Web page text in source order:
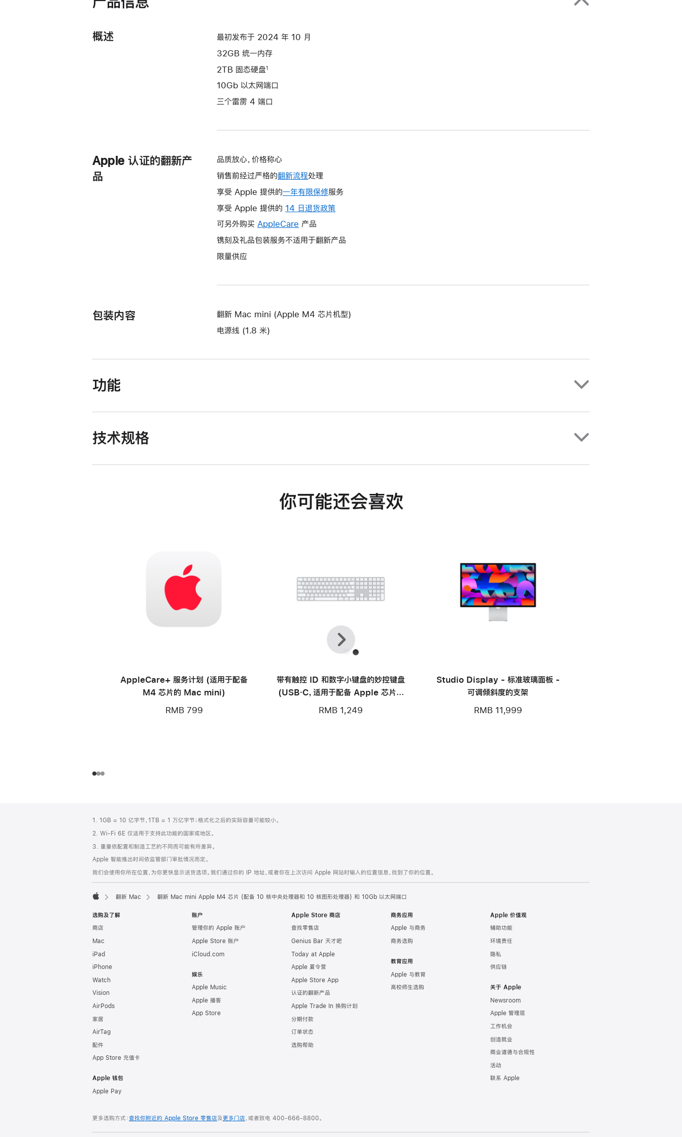
端
开)
概述
最初发布于 2024 年 10 月
32GB 统一内存
2TB 固态硬盘1
10Gb 以太网端口
三个雷雳 4 端口
Apple 认证的翻新产
品
品质放心，价格称心
销售前经过严格的翻新流程处理
享受 Apple 提供的一年有限保修此
操
打
服务
享受 Apple 提供的 14 日退货政策
将
新
窗
可另外购买 AppleCare 此
操
开
的
产品
镌刻及礼品包装服务不适用于翻新产品
限量供应
包装内容
翻新 Mac mini (Apple M4 芯片机型)
电源线 (1.8 米)
功能
技术规格
你可能还会喜欢
AppleCare+ 服务计划 (适用于配备
M4 芯片的 Mac mini)
RMB 799
带有触控 ID 和数字小键盘的妙控键盘
(USB‑C，适用于配备 Apple 芯片的
RMB 1,249
Studio Display - 标准玻璃面板 -
可调倾斜度的支架
RMB 11,999
上
一
个
下
一
个
页
脚
注
1. 1GB = 10 亿字节，1TB = 1 万亿字节；格式化之后的实际容量可能较小。
2. Wi-Fi 6E 仅适用于支持此功能的国家或地区。
3. 重量依配置和制造工艺的不同而可能有所差异。
Apple 智能推出时间依监管部门审批情况而定。
我们会使用你所在位置，为你更快显示送货选项。我们通过你的 IP 地址，或者你在上次访问 Apple 网站时输入的位置信息，找到了你的位置。
翻新 Mac 翻新 Mac mini Apple M4 芯片 (配备 10 核中央处理器和 10 核图形处理器) 和 10Gb 以太网端口
选购及了解
商店
Mac
iPad
iPhone
Watch
Vision
AirPods
家居
AirTag
配件
App Store 充值卡
Apple 钱包
Apple Pay
账户
管理你的 Apple 账户
Apple Store 账户
iCloud.com
娱乐
Apple Music
Apple 播客
App Store
Apple Store 商店
查找零售店
Genius Bar 天才吧
Today at Apple
Apple 夏令营
Apple Store App
认证的翻新产品
Apple Trade In 换购计划
分期付款
订单状态
选购帮助
商务应用
Apple 与商务
商务选购
教育应用
Apple 与教育
高校师生选购
Apple 价值观
辅助功能
环境责任
隐私
供应链
关于 Apple
Newsroom
Apple 管理层
工作机会
创造就业
商业道德与合规性
活动
联系 Apple
更多选购方式：查找你附近的 Apple Store 零售店及更多门店，或者致电 400-666-8800。